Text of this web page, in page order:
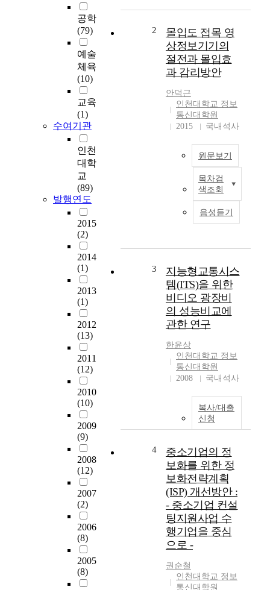
공학
(79)
예술
체육
(10)
교육
(1)
수여기관
인천
대학
교
(89)
발행연도
2015
(2)
2014
(1)
2013
(1)
2012
(13)
2011
(12)
2010
(10)
2009
(9)
2008
(12)
2007
(2)
2006
(8)
2005
(8)
2
몰입도 접목 영
상정보기기의
절전과 몰입효
과 감리방안
안덕근
인천대학교 정보
통신대학원
2015
국내석사
원문보기
목차검
색조회
음성듣기
3
지능형교통시스
템(ITS)을 위한
비디오 광장비
의 성능비교에
관한 연구
한윤상
인천대학교 정보
통신대학원
2008
국내석사
복사/대출
신청
4
중소기업의 정
보화를 위한 정
보화전략계획
(ISP) 개선방안 :
- 중소기업 컨설
팅지원사업 수
행기업을 중심
으로 -
권순철
인천대학교 정보
통신대학원